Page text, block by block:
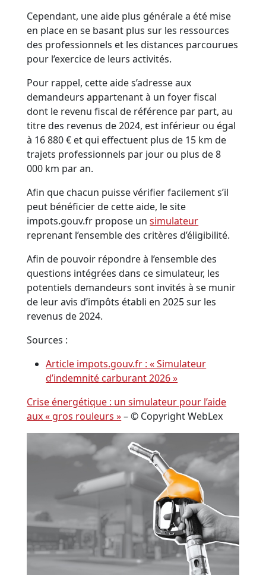
Cependant, une aide plus générale a été mise
en place en se basant plus sur les ressources
des professionnels et les distances parcourues
pour l’exercice de leurs activités.
Pour rappel, cette aide s’adresse aux
demandeurs appartenant à un foyer fiscal
dont le revenu fiscal de référence par part, au
titre des revenus de 2024, est inférieur ou égal
à 16 880 € et qui effectuent plus de 15 km de
trajets professionnels par jour ou plus de 8
000 km par an.
Afin que chacun puisse vérifier facilement s’il
peut bénéficier de cette aide, le site
impots.gouv.fr propose unsimulateur
reprenant l’ensemble des critères d’éligibilité.
Afin de pouvoir répondre à l’ensemble des
questions intégrées dans ce simulateur, les
potentiels demandeurs sont invités à se munir
de leur avis d’impôts établi en 2025 sur les
revenus de 2024.
Sources :
Article impots.gouv.fr : « Simulateur
d’indemnité carburant 2026 »
Crise énergétique : un simulateur pour l’aide
aux « gros rouleurs »– © Copyright WebLex